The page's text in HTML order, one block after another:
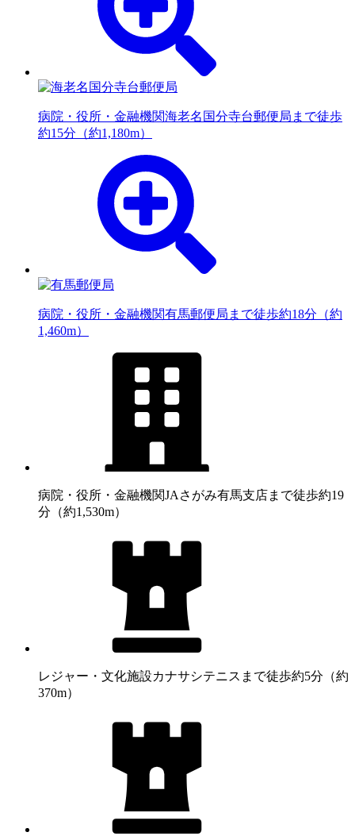
病院・役所・金融機関海老名国分寺台郵便局まで徒歩
約15分（約1,180m）
病院・役所・金融機関有馬郵便局まで徒歩約18分（約
1,460m）
病院・役所・金融機関JAさがみ有馬支店まで徒歩約19
分（約1,530m）
レジャー・文化施設カナサシテニスまで徒歩約5分（約
370m）